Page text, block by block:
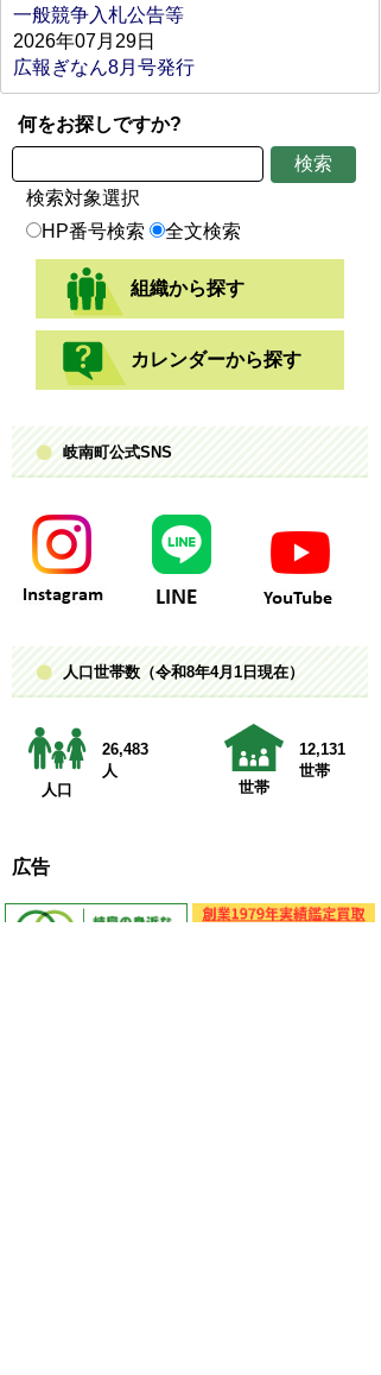
一般競争入札公告等
2026年07月29日
広報ぎなん8月号発行
何をお探しですか?
検索対象選択
HP番号検索
全文検索
組織から探す
カレンダーから探す
岐南町公式SNS
人口世帯数（令和8年4月1日現在）
人口
26,483
人
世帯
12,131
世帯
広告